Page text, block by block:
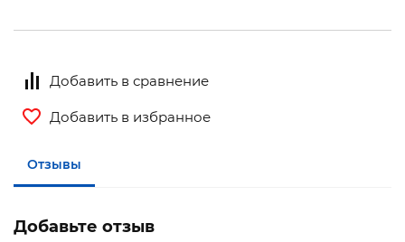
Добавить в сравнение
Добавить в избранное
Отзывы
Добавьте отзыв